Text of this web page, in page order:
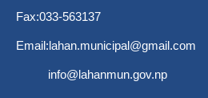
Fax:033-563137
Email:lahan.municipal@gmail.com
info@lahanmun.gov.np